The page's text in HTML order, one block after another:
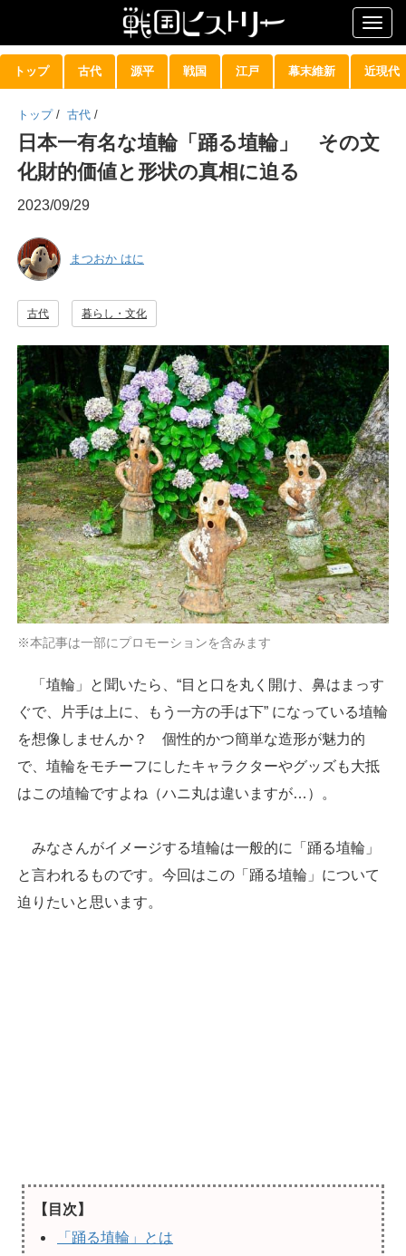
トップ 古代 源平 戦国 江戸 幕末維新 近現代
トップ / 古代 /
日本一有名な埴輪「踊る埴輪」 その文
化財的価値と形状の真相に迫る
2023/09/29
まつおか はに
古代 暮らし・文化
※本記事は一部にプロモーションを含みます
「埴輪」と聞いたら、“目と口を丸く開け、鼻はまっす
ぐで、片手は上に、もう一方の手は下” になっている埴輪
を想像しませんか？ 個性的かつ簡単な造形が魅力的
で、埴輪をモチーフにしたキャラクターやグッズも大抵
はこの埴輪ですよね（ハニ丸は違いますが…）。
みなさんがイメージする埴輪は一般的に「踊る埴輪」
と言われるものです。今回はこの「踊る埴輪」について
迫りたいと思います。
【目次】
「踊る埴輪」とは